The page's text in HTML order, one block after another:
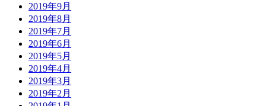
2019年9月
2019年8月
2019年7月
2019年6月
2019年5月
2019年4月
2019年3月
2019年2月